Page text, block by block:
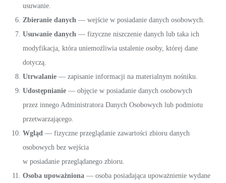
usuwanie.
Zbieranie danych — wejście w posiadanie danych osobowych.
Usuwanie danych — fizyczne niszczenie danych lub taka ich
modyfikacja, która uniemożliwia ustalenie osoby, której dane
dotyczą.
Utrwalanie — zapisanie informacji na materialnym nośniku.
Udostępnianie — objęcie w posiadanie danych osobowych
przez innego Administratora Danych Osobowych lub podmiotu
przetwarzającego.
Wgląd — fizyczne przeglądanie zawartości zbioru danych
osobowych bez wejścia
w posiadanie przeglądanego zbioru.
Osoba upoważniona — osoba posiadająca upoważnienie wydane